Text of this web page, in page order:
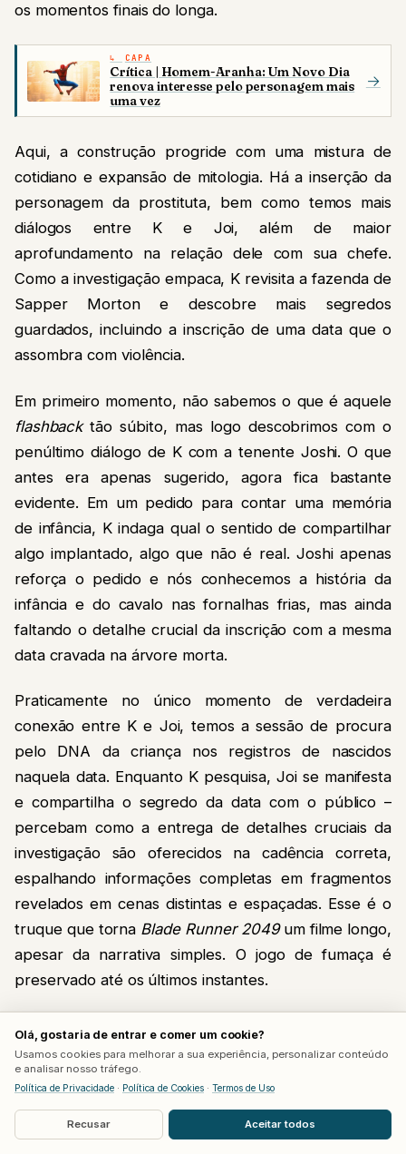
os momentos finais do longa.
CAPA
Crítica | Homem-Aranha: Um Novo Dia
renova interesse pelo personagem mais
uma vez
→
Aqui, a construção progride com uma mistura de
cotidiano e expansão de mitologia. Há a inserção da
personagem da prostituta, bem como temos mais
diálogos entre K e Joi, além de maior
aprofundamento na relação dele com sua chefe.
Como a investigação empaca, K revisita a fazenda de
Sapper Morton e descobre mais segredos
guardados, incluindo a inscrição de uma data que o
assombra com violência.
Em primeiro momento, não sabemos o que é aquele
flashbacktão súbito, mas logo descobrimos com o
penúltimo diálogo de K com a tenente Joshi. O que
antes era apenas sugerido, agora fica bastante
evidente. Em um pedido para contar uma memória
de infância, K indaga qual o sentido de compartilhar
algo implantado, algo que não é real. Joshi apenas
reforça o pedido e nós conhecemos a história da
infância e do cavalo nas fornalhas frias, mas ainda
faltando o detalhe crucial da inscrição com a mesma
data cravada na árvore morta.
Praticamente no único momento de verdadeira
conexão entre K e Joi, temos a sessão de procura
pelo DNA da criança nos registros de nascidos
naquela data. Enquanto K pesquisa, Joi se manifesta
e compartilha o segredo da data com o público –
percebam como a entrega de detalhes cruciais da
investigação são oferecidos na cadência correta,
espalhando informações completas em fragmentos
revelados em cenas distintas e espaçadas. Esse é o
truque que torna Blade Runner 2049 um filme longo,
apesar da narrativa simples. O jogo de fumaça é
preservado até os últimos instantes.
Review | Splatoon Raiders é o desvio
mais ousado (e mais acertado) que a
Nintendo já deu com a franquia
→
Porém, além da revelação da data no brinquedo,
Olá, gostaria de entrar e comer um cookie?
Usamos cookies para melhorar a sua experiência, personalizar conteúdo
e analisar nosso tráfego.
Política de Privacidade · Política de Cookies · Termos de Uso
Recusar Aceitar todos